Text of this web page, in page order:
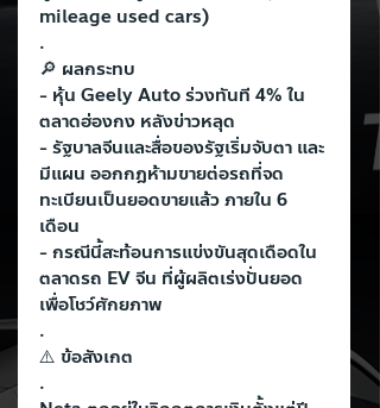
mileage used cars)
.
🔎 ผลกระทบ
- หุ้น Geely Auto ร่วงทันที 4% ใน
ตลาดฮ่องกง หลังข่าวหลุด
- รัฐบาลจีนและสื่อของรัฐเริ่มจับตา และ
มีแผน ออกกฎห้ามขายต่อรถที่จด
ทะเบียนเป็นยอดขายแล้ว ภายใน 6
เดือน
- กรณีนี้สะท้อนการแข่งขันสุดเดือดใน
ตลาดรถ EV จีน ที่ผู้ผลิตเร่งปั่นยอด
เพื่อโชว์ศักยภาพ
.
⚠️ ข้อสังเกต
.